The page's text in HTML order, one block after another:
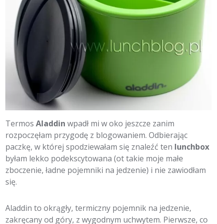
TermosAladdin wpadł mi w oko jeszcze zanim
rozpoczęłam przygodę z blogowaniem. Odbierając
paczkę, w której spodziewałam się znaleźć ten lunchbox
byłam lekko podekscytowana (ot takie moje małe
zboczenie, ładne pojemniki na jedzenie) i nie zawiodłam
się.
Aladdin to okrągły, termiczny pojemnik na jedzenie,
zakręcany od góry, z wygodnym uchwytem. Pierwsze, co